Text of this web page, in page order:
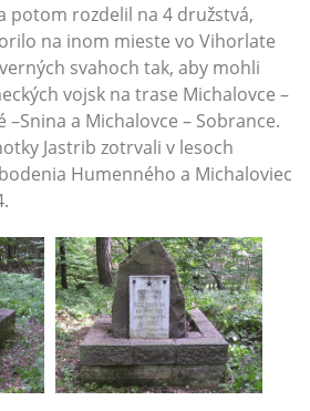
potom rozdelil na 4 družstvá,
na inom mieste vo Vihorlate
svahoch tak, aby mohli
vojsk na trase Michalovce –
a Michalovce – Sobrance.
Jastrib zotrvali v lesoch
Humenného a Michaloviec